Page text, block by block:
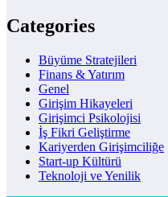
Categories
Büyüme Stratejileri
Finans & Yatırım
Genel
Girişim Hikayeleri
Girişimci Psikolojisi
İş Fikri Geliştirme
Kariyerden Girişimciliğe
Start-up Kültürü
Teknoloji ve Yenilik